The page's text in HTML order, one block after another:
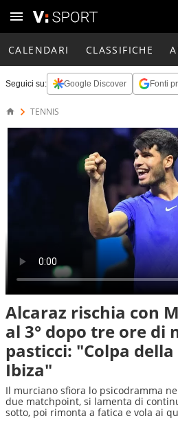
CALENDARI CLASSIFICHE
Seguici su: Google Discover Fonti
TENNIS
Alcaraz rischia con
al 3° dopo tre ore di
pasticci: "Colpa
Ibiza"
Il murciano sfiora lo psicodramma
due matchpoint, si lamenta di
sotto, poi rimonta a fatica e vola ai